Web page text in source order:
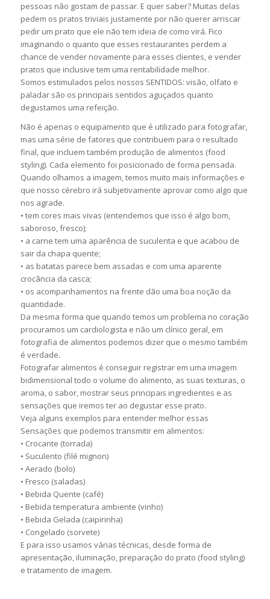
pessoas não gostam de passar. E quer saber? Muitas delas
pedem os pratos triviais justamente por não querer arriscar
pedir um prato que ele não tem ideia de como virá. Fico
imaginando o quanto que esses restaurantes perdem a
chance de vender novamente para esses clientes, e vender
pratos que inclusive tem uma rentabilidade melhor.
Somos estimulados pelos nossos SENTIDOS: visão, olfato e
paladar são os principais sentidos aguçados quanto
degustamos uma refeição.
Não é apenas o equipamento que é utilizado para fotografar,
mas uma série de fatores que contribuem para o resultado
final, que incluem também produção de alimentos (food
styling). Cada elemento foi posicionado de forma pensada.
Quando olhamos a imagem, temos muito mais informações e
que nosso cérebro irá subjetivamente aprovar como algo que
nos agrade.
• tem cores mais vivas (entendemos que isso é algo bom,
saboroso, fresco);
• a carne tem uma aparência de suculenta e que acabou de
sair da chapa quente;
• as batatas parece bem assadas e com uma aparente
crocância da casca;
• os acompanhamentos na frente dão uma boa noção da
quantidade.
Da mesma forma que quando temos um problema no coração
procuramos um cardiologista e não um clínico geral, em
fotografia de alimentos podemos dizer que o mesmo também
é verdade.
Fotografar alimentos é conseguir registrar em uma imagem
bidimensional todo o volume do alimento, as suas texturas, o
aroma, o sabor, mostrar seus principais ingredientes e as
sensações que iremos ter ao degustar esse prato.
Veja alguns exemplos para entender melhor essas
Sensações que podemos transmitir em alimentos:
• Crocante (torrada)
• Suculento (filé mignon)
• Aerado (bolo)
• Fresco (saladas)
• Bebida Quente (café)
• Bebida temperatura ambiente (vinho)
• Bebida Gelada (caipirinha)
• Congelado (sorvete)
E para isso usamos várias técnicas, desde forma de
apresentação, iluminação, preparação do prato (food styling)
e tratamento de imagem.